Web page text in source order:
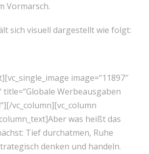
Vormarsch.
sich visuell dargestellt wie folgt:
image=“11897″
title=“Globale Werbeausgaben
vc_column][vc_column
was heißt das
Tief durchatmen, Ruhe
denken und handeln.